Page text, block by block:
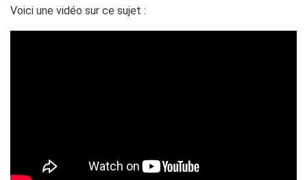
Voici une vidéo sur ce sujet :